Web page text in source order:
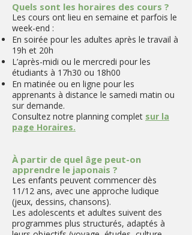
Quels sont les horaires des cours ?
Les cours ont lieu en semaine et parfois le
week-end :
En soirée pour les adultes après le travail à
19h et 20h
L’après-midi ou le mercredi pour les
étudiants à 17h30 ou 18h00
En matinée ou en ligne pour les
apprenants à distance le samedi matin ou
sur demande.
Consultez notre planning complet sur la
page Horaires.
À partir de quel âge peut-on
apprendre le japonais ?
Les enfants peuvent commencer dès
11/12 ans, avec une approche ludique
(jeux, dessins, chansons).
Les adolescents et adultes suivent des
programmes plus structurés, adaptés à